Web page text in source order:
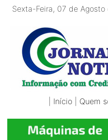
Sexta-Feira, 07 de
Início Quem